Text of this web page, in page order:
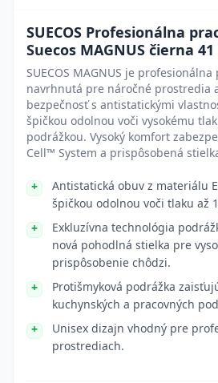
SUECOS Profesionálna
Suecos MAGNUS čierna 41
SUECOS MAGNUS je
navrhnutá pre náročné prostredia
bezpečnosť s antistatickými
špičkou odolnou voči vysokému
podrážkou. Vysoký komfort
Cell™ System a prispôsobená
Antistatická obuv z materiálu
špičkou odolnou voči tlaku až
Exkluzívna technológia
nová pohodlná stielka pre
prispôsobenie chôdzi.
Protišmyková podrážka
kuchynských a pracovných
Unisex dizajn vhodný pre
prostrediach.